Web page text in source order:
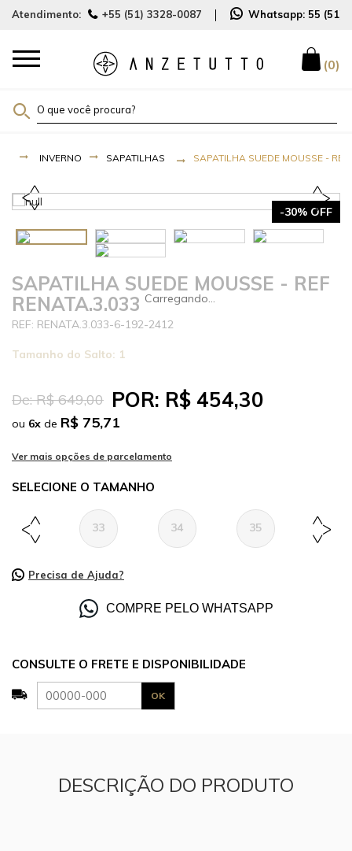
Atendimento: +55 (51) 3328-0087 Whatsapp: 55 (51)
0
INVERNO SAPATILHAS SAPATILHA SUEDE MOUSSE -
-30% OFF
SAPATILHA SUEDE MOUSSE - REF
RENATA.3.033
RENATA.3.033-6-192-2412
Tamanho do Salto: 1
De:R$ 649,00 POR: R$ 454,30
ou 6x de R$ 75,71
TAMANHO
33 34 35 36
Precisa de Ajuda?
COMPRE PELO WHATSAPP
CONSULTE O FRETE E DISPONIBILIDADE
DESCRIÇÃO DO PRODUTO